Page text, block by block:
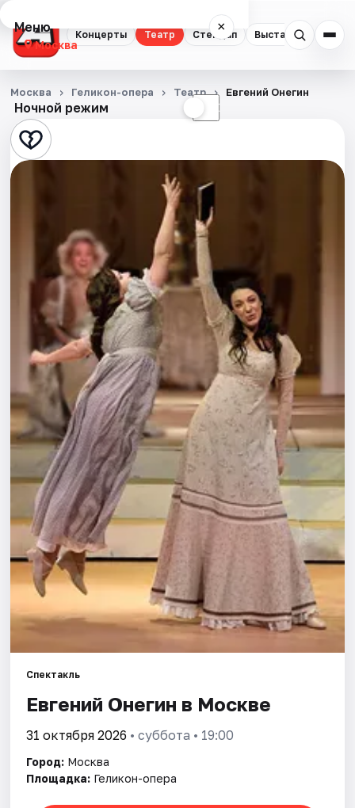
Концерты Театр Стендап Выставки
Меню ×
Москва
Концерты
Театр
Стендап
Экскурсии
Спорт
События
Города
Площадки
Артисты
Рейтинги
Ночной режим ☾
Москва Геликон-опера Театр Евгений Онегин
Спектакль
Евгений Онегин в Москве
31 октября 2026 • суббота • 19:00
Город: Москва
Площадка: Геликон-опера